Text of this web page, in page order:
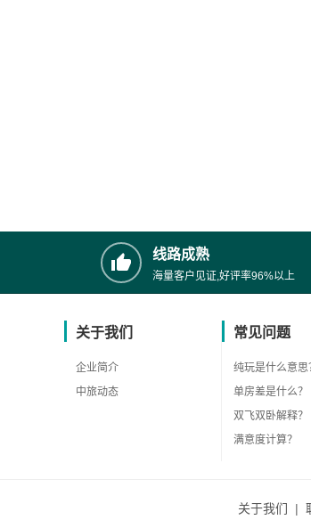
线路成熟
海量客户见证,好评率96%以上
关于我们
企业简介
中旅动态
常见问题
纯玩是什么意思
单房差是什么？
双飞双卧解释？
满意度计算？
关于我们 |